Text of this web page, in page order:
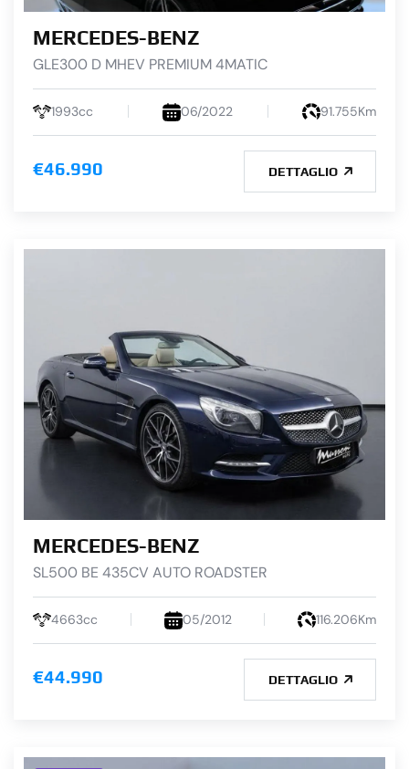
MERCEDES-BENZ
GLE300 D MHEV PREMIUM 4MATIC
1993cc 06/2022 91.755Km
€46.990 DETTAGLIO
MERCEDES-BENZ
SL500 BE 435CV AUTO ROADSTER
4663cc 05/2012 116.206Km
€44.990 DETTAGLIO